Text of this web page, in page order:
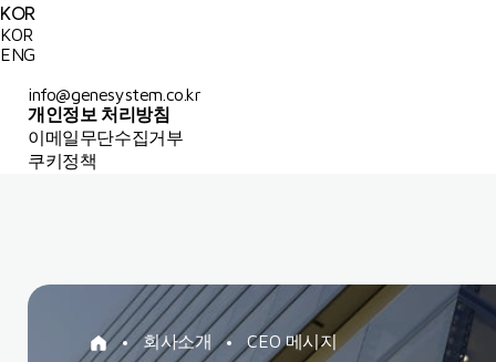
KOR
KOR
ENG
info@genesystem.co.kr
개인정보 처리방침
이메일무단수집거부
쿠키정책
회사소개 CEO 메시지